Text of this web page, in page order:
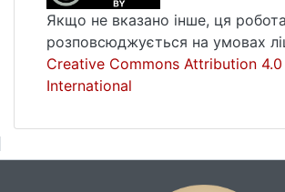
Якщо не вказано інше, ця робота
розповсюджується на умовах
Creative Commons Attribution 4.0
International